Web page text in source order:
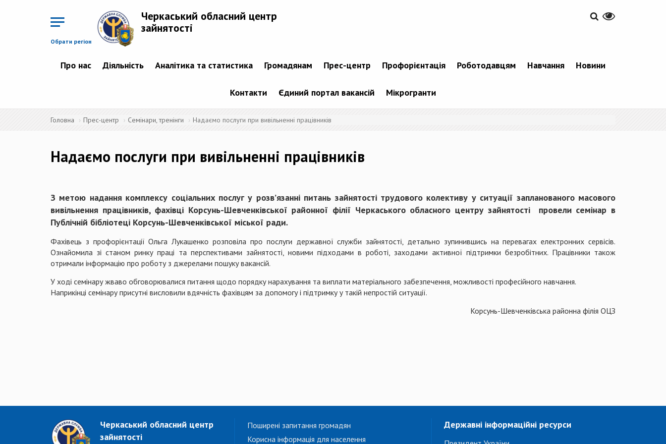
Обрати регіон
Черкаський обласний центр
зайнятості
Про нас Діяльність Аналітика та статистика Громадянам Прес-центр Профорієнтація Роботодавцям Навчання Новини
Контакти Єдиний портал вакансій Мікрогранти
Головна Прес-центр Семінари, тренінги Надаємо послуги при вивільненні працівників
Надаємо послуги при вивільненні працівників
З метою надання комплексу соціальних послуг у розв’язанні питань зайнятості трудового колективу у ситуації запланованого масового
вивільнення працівників, фахівці Корсунь-Шевченківської районної філії Черкаського обласного центру зайнятості провели семінар в
Публічній бібліотеці Корсунь-Шевченківської міської ради.
Фахівець з профорієнтації Ольга Лукашенко розповіла про послуги державної служби зайнятості, детально зупинившись на перевагах електронних сервісів.
Ознайомила зі станом ринку праці та перспективами зайнятості, новими підходами в роботі, заходами активної підтримки безробітних. Працівники також
отримали інформацію про роботу з джерелами пошуку вакансій.
У ході семінару жваво обговорювалися питання щодо порядку нарахування та виплати матеріального забезпечення, можливості професійного навчання.
Наприкінці семінару присутні висловили вдячність фахівцям за допомогу і підтримку у такій непростій ситуації.
Корсунь-Шевченківська районна філія ОЦЗ
Черкаський обласний центр
зайнятості
Поширені запитання громадян
Корисна інформація для населення
Державні інформаційні ресурси